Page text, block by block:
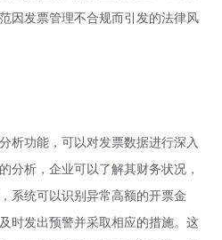
因发票管理不合规而引发的法律风
析功能，可以对发票数据进行深入
分析，企业可以了解其财务状况，
系统可以识别异常高额的开票金
时发出预警并采取相应的措施。这